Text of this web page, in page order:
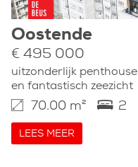
Oostende
€ 495 000
uitzonderlijk
en fantastisch zeezicht
70.00 m² 2
LEES MEER